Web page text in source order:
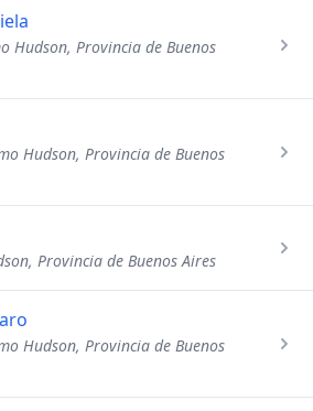
Hudson, Provincia de Buenos
Hudson, Provincia de Buenos
Provincia de Buenos Aires
Hudson, Provincia de Buenos